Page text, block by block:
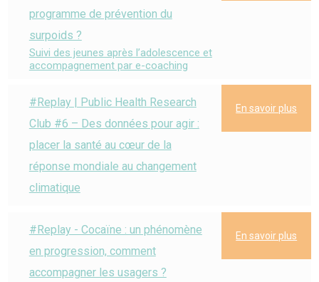
programme de prévention du
surpoids ?
Suivi des jeunes après l’adolescence et
accompagnement par e-coaching
#Replay | Public Health Research
Club #6 – Des données pour agir :
placer la santé au cœur de la
réponse mondiale au changement
climatique
En savoir plus
#Replay - Cocaïne : un phénomène
en progression, comment
accompagner les usagers ?
En savoir plus